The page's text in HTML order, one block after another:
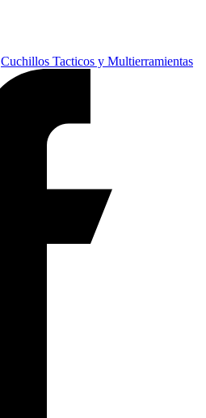
Cuchillos Tacticos y Multierramientas